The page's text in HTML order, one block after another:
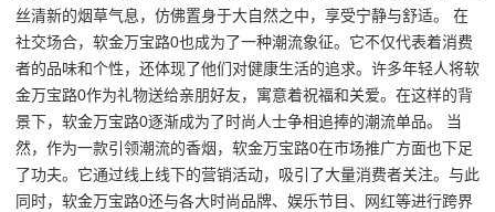
丝清新的烟草气息，仿佛置身于大自然之中，享受宁静与舒适。 在
社交场合，软金万宝路0也成为了一种潮流象征。它不仅代表着消费
者的品味和个性，还体现了他们对健康生活的追求。许多年轻人将软
金万宝路0作为礼物送给亲朋好友，寓意着祝福和关爱。在这样的背
景下，软金万宝路0逐渐成为了时尚人士争相追捧的潮流单品。 当
然，作为一款引领潮流的香烟，软金万宝路0在市场推广方面也下足
了功夫。它通过线上线下的营销活动，吸引了大量消费者关注。与此
同时，软金万宝路0还与各大时尚品牌、娱乐节目、网红等进行跨界